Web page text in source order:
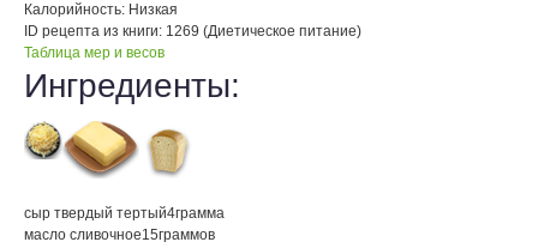
Калорийность: Низкая
ID рецепта из книги: 1269 (Диетическое питание)
Таблица мер и весов
Ингредиенты:
сыр твердый тертый4грамма
масло сливочное15граммов